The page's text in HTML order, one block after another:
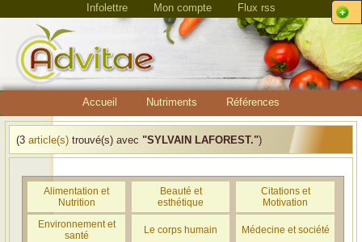
Infolettre Mon compte Flux rss
Accueil Nutriments Références
(3 article(s) trouvé(s) avec "SYLVAIN LAFOREST.")
Alimentation et
Nutrition
Beauté et
esthétique
Citations et
Motivation
Environnement et
santé
Le corps humain Médecine et société